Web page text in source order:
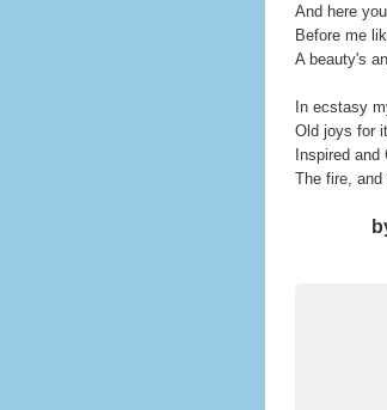
And here
Before me
A beauty's
In ecstasy
Old joys for
Inspired and
The fire, and
by